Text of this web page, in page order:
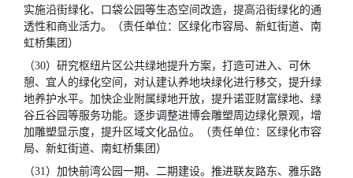
实施沿街绿化、口袋公园等生态空间改造，提高沿街绿化的通
透性和商业活力。（责任单位：区绿化市容局、新虹街道、南
虹桥集团）
（30）研究枢纽片区公共绿地提升方案，打造可进入、可休
憩、宜人的绿化空间，对认建认养地块绿化进行移交，提升绿
地养护水平。加快企业附属绿地开放，提升诺亚财富绿地、绿
谷丘谷园等服务功能。逐步调整进博会雕塑周边绿化景观，增
加雕塑显示度，提升区域文化品位。（责任单位：区绿化市容
局、新虹街道、南虹桥集团）
（31）加快前湾公园一期、二期建设。推进联友路东、雅乐路